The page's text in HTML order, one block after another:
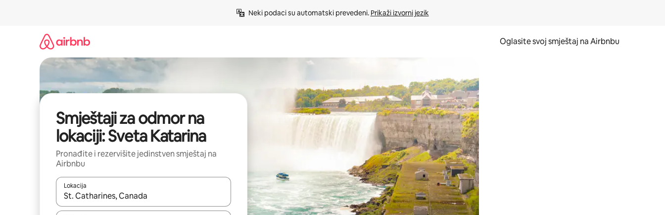
Neki podaci su automatski prevedeni. Prikaži izvorni jezik
Oglasite svoj smještaj na Airbnbu
Smještaji za odmor na
lokaciji: Sveta Katarina
Pronađite i rezervišite jedinstven smještaj na
Airbnbu
Lokacija
Kad rezultati budu dostupni, krećite se gore i dolje pomoću strelica ili ih pregledajte dodirom ili povlačenjem prsta.